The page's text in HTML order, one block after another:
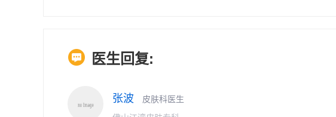
医生回复:
张波
皮肤科医生